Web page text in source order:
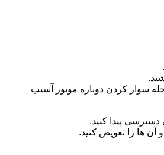
سوار کردن دوباره موتور آسیب
دسترسی پیدا کنید.
ها را تعویض کنید.